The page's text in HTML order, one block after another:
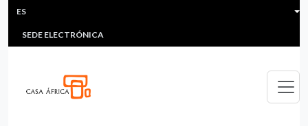
Pasar al contenido principal
HEADER MENU
MULTIMEDIA
SEDE ELECTRÓNICA
ES